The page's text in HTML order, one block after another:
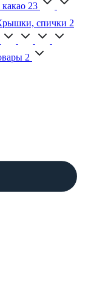
23
спички 2
2